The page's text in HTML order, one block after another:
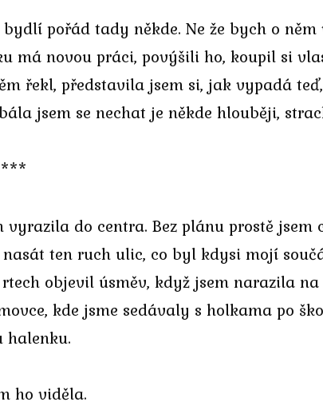
bydlí pořád tady někde. Ne že bych o
má novou práci, povýšili ho, koupil si
řekl, představila jsem si, jak vypadá
jsem se nechat je někde hlouběji,
vyrazila do centra. Bez plánu prostě
ten ruch ulic, co byl kdysi mojí
objevil úsměv, když jsem narazila
kde jsme sedávaly s holkama po
ho viděla.